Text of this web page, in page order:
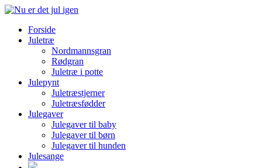
Forside
Juletræ
Nordmannsgran
Rødgran
Juletræ i potte
Julepynt
Juletræstjerner
Juletræsfødder
Julegaver
Julegaver til baby
Julegaver til børn
Julegaver til hunden
Julesange